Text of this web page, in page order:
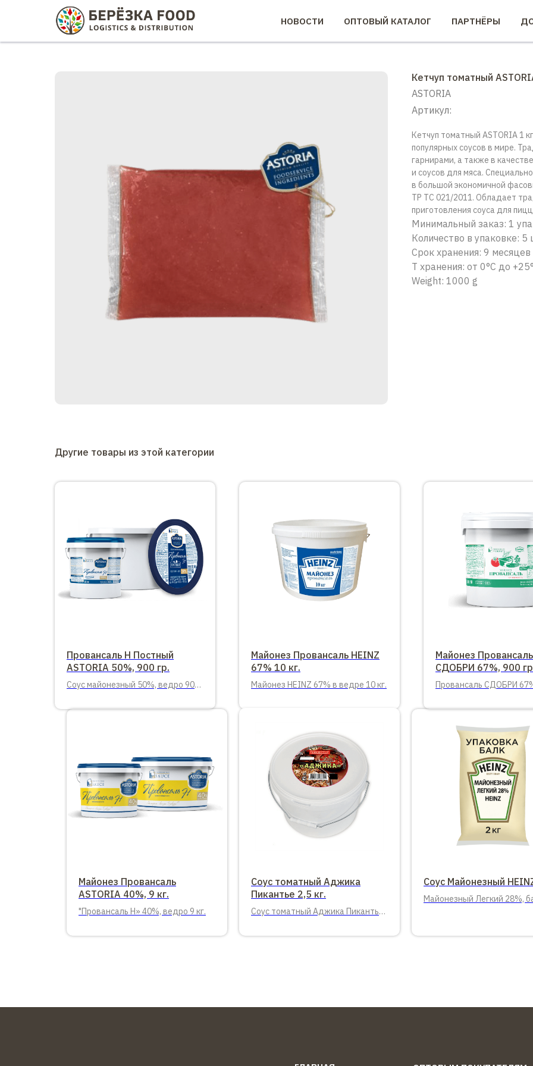
НОВОСТИ ОПТОВЫЙ КАТАЛОГ ПАРТНЁРЫ
Кетчуп томатный
ASTORIA
Артикул:
Кетчуп томатный ASTORIA 1
популярных соусов в мире.
гарнирами, а также в
и соусов для мяса.
в большой экономичной
ТР ТС 021/2011. Обладает
приготовления соуса для
Минимальный заказ: 1
Количество в упаковке: 5
Срок хранения: 9 месяцев
Т хранения: от 0°С до
Weight: 1000 g
Другие товары из этой категории
Провансаль Н Постный
ASTORIA 50%, 900 гр.
Соус майонезный 50%, ведро 900
Майонез Провансаль HEINZ
67% 10 кг.
Майонез HEINZ 67% в ведре 10 кг.
Майонез Провансаль
СДОБРИ 67%, 900
Провансаль СДОБРИ
Майонез Провансаль
ASTORIA 40%, 9 кг.
"Провансаль Н» 40%, ведро 9 кг.
Соус томатный Аджика
Пикантье 2,5 кг.
Соус томатный Аджика Пикантье.
Соус Майонезный
Майонезный Легкий 28%,